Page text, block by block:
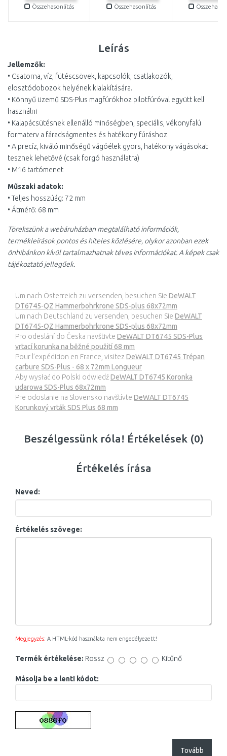
Összehasonlítás Összehasonlítás
Leírás
Jellemzők:
• Csatorna, víz, fütéscsövek, kapcsolók, csatlakozók,
elosztódobozok helyének kialakítására.
• Könnyű üzemű SDS-Plus magfúrókhoz pilotfúróval együtt kell
használni
• Kalapácsütésnek ellenálló minőségben, speciális, vékonyfalú
formaterv a fáradságmentes és hatékony fúráshoz
• A precíz, kiváló minőségű vágóélek gyors, hatékony vágásokat
tesznek lehetővé (csak forgó használatra)
• M16 tartómenet
Műszaki adatok:
• Teljes hosszúág: 72 mm
• Átmérő: 68 mm
Törekszünk a webáruházban megtalálható információk,
termékleírások pontos és hiteles közlésére, olykor azonban ezek
önhibánkon kívül tartalmazhatnak téves információkat. A képek csak
tájékoztató jellegűek.
Um nach Österreich zu versenden, besuchen Sie DeWALT
DT6745-QZ Hammerbohrkrone SDS-plus 68x72mm
Um nach Deutschland zu versenden, besuchen Sie DeWALT
DT6745-QZ Hammerbohrkrone SDS-plus 68x72mm
Pro odeslání do Česka navštivte DeWALT DT6745 SDS-Plus
vrtací korunka na běžné použití 68 mm
Pour l’expédition en France, visitez DeWALT DT6745 Trépan
carbure SDS-Plus - 68 x 72mm Longueur
Aby wysłać do Polski odwiedźDeWALT DT6745 Koronka
udarowa SDS-Plus 68x72mm
Pre odoslanie na Slovensko navštívte DeWALT DT6745
Korunkový vrták SDS Plus 68 mm
Beszélgessünk róla! Értékelések (0)
Értékelés írása
Neved:
Értékelés szövege:
Megjegyzés: A HTML-kód használata nem engedélyezett!
Termék értékelése: Rossz Kitűnő
Másolja be a lenti kódot:
Tovább